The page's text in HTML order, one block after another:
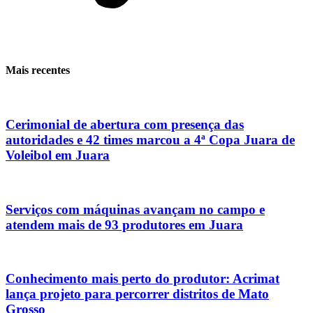
Mais recentes
Cerimonial de abertura com presença das
autoridades e 42 times marcou a 4ª Copa Juara de
Voleibol em Juara
Serviços com máquinas avançam no campo e
atendem mais de 93 produtores em Juara
Conhecimento mais perto do produtor: Acrimat
lança projeto para percorrer distritos de Mato
Grosso